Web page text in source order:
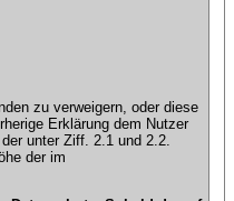
zu verweigern, oder diese
Erklärung dem Nutzer
unter Ziff. 2.1 und 2.2.
der im